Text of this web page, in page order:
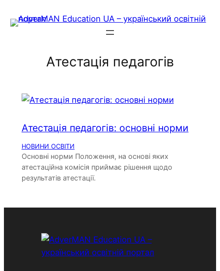
to
Атестація педагогів
Атестація педагогів: основні норми
НОВИНИ ОСВІТИ
Основні норми Положення, на основі яких
атестаційна комісія приймає рішення щодо
результатів атестації.